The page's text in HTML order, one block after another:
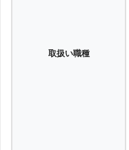
取扱い職種